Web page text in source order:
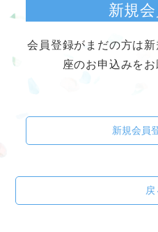
新規
会員登録がまだの方は
座のお申込みをお
新規会員
戻